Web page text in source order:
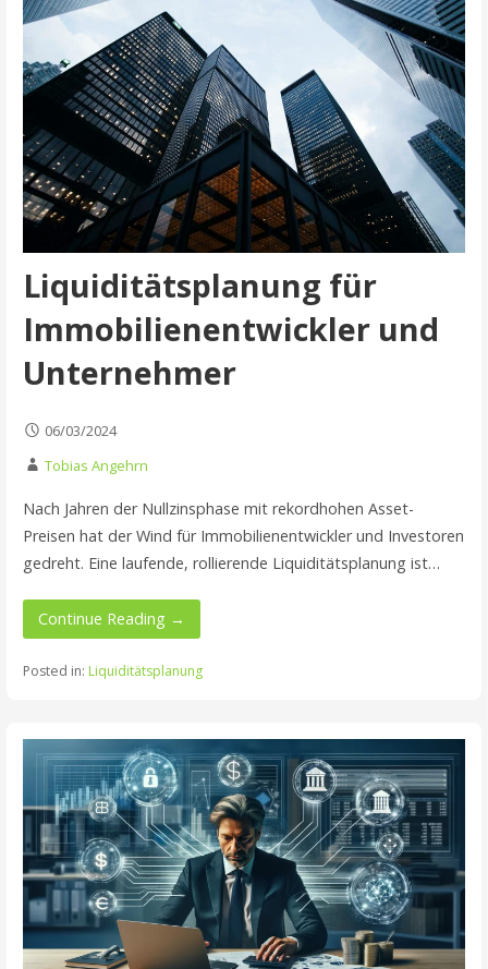
Liquiditätsplanung für
Immobilienentwickler und
Unternehmer
06/03/2024
Tobias Angehrn
Nach Jahren der Nullzinsphase mit rekordhohen Asset-
Preisen hat der Wind für Immobilienentwickler und Investoren
gedreht. Eine laufende, rollierende Liquiditätsplanung ist…
Continue Reading →
Posted in: Liquiditätsplanung